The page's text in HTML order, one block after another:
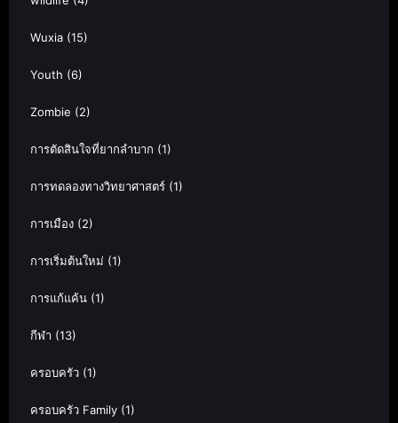
Wuxia (15)
Youth (6)
Zombie (2)
การตัดสินใจที่ยากลำบาก (1)
การทดลองทางวิทยาศาสตร์ (1)
การเมือง (2)
การเริ่มต้นใหม่ (1)
การแก้แค้น (1)
กีฬา (13)
ครอบครัว (1)
ครอบครัว Family (1)